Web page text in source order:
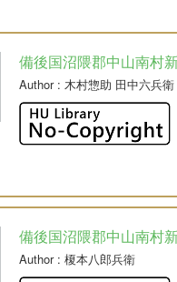
備後国沼隈郡中山南村
Author: 木村惣助 田中六兵衛
備後国沼隈郡中山南村
Author: 榎本八郎兵衛